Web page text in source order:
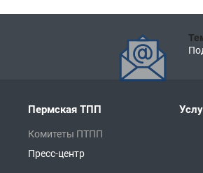
Пермская ТПП
Комитеты ПТПП
Пресс-центр